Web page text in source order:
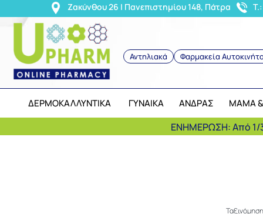
Ζακύνθου 26 | Πανεπιστημίου 148, Πάτρα
Αντηλιακά Φαρμακεία
ΔΕΡΜΟΚΑΛΛΥΝΤΙΚΑ ΓΥΝΑΙΚΑ ΑΝΔΡΑΣ ΜΑΜΑ &
ΕΝΗΜΕΡΩΣΗ: Από 1/3
Ταξινόμηση